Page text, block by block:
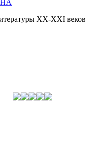
XX-XXI веков